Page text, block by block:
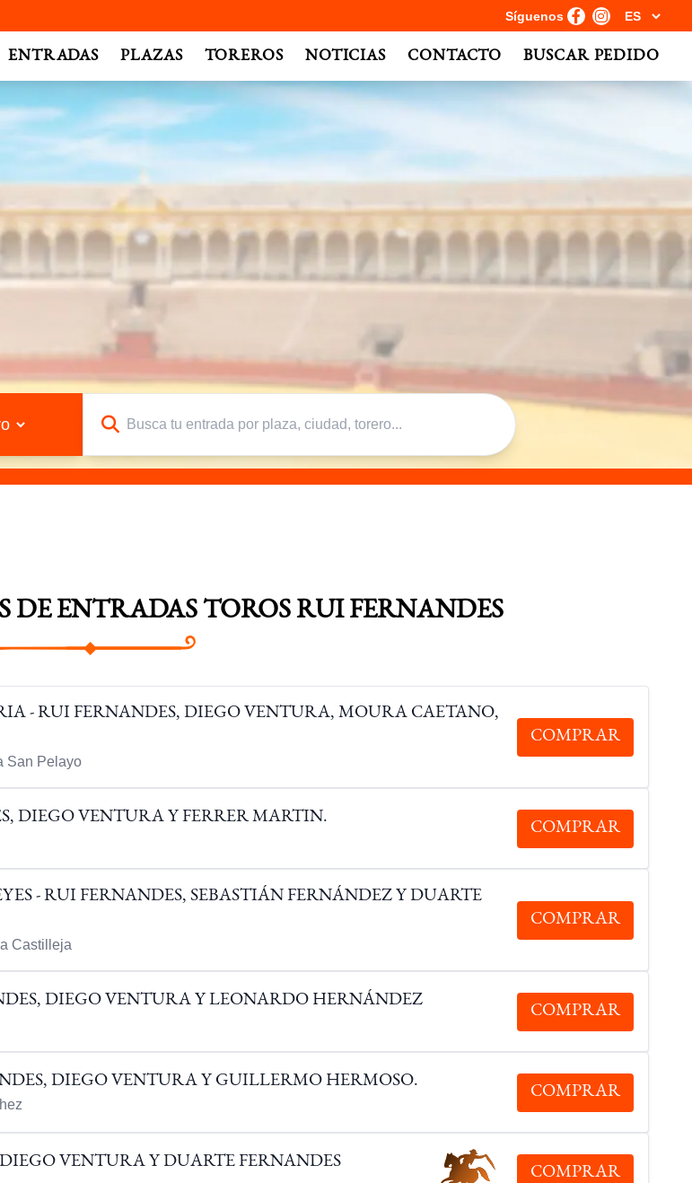
Síguenos
ENTRADAS PLAZAS TOREROS NOTICIAS CONTACTO BUSCAR PEDIDO
DE ENTRADAS TOROS RUI FERNANDES
- RUI FERNANDES, DIEGO VENTURA, MOURA CAETANO,
San Pelayo
COMPRAR
DIEGO VENTURA Y FERRER MARTIN.
COMPRAR
- RUI FERNANDES, SEBASTIÁN FERNÁNDEZ Y DUARTE
Castilleja
COMPRAR
DIEGO VENTURA Y LEONARDO HERNÁNDEZ
COMPRAR
DIEGO VENTURA Y GUILLERMO HERMOSO.
COMPRAR
VENTURA Y DUARTE FERNANDES
COMPRAR